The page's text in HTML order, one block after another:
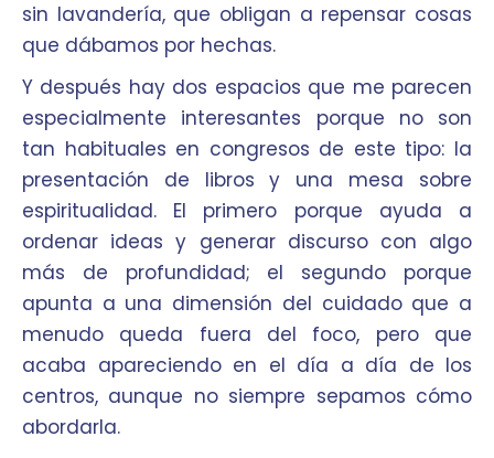
sin lavandería, que obligan a repensar cosas
que dábamos por hechas.
Y después hay dos espacios que me parecen
especialmente interesantes porque no son
tan habituales en congresos de este tipo: la
presentación de libros y una mesa sobre
espiritualidad. El primero porque ayuda a
ordenar ideas y generar discurso con algo
más de profundidad; el segundo porque
apunta a una dimensión del cuidado que a
menudo queda fuera del foco, pero que
acaba apareciendo en el día a día de los
centros, aunque no siempre sepamos cómo
abordarla.